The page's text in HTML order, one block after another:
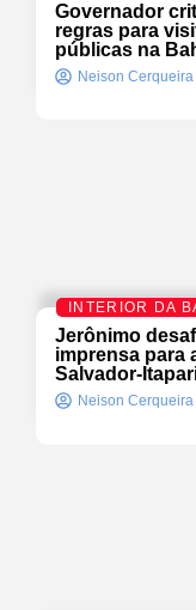
Governador
regras para
públicas na
Neison Cerqueira
INTERIOR DA
Jerônimo
imprensa para
Salvador-
Neison Cerqueira